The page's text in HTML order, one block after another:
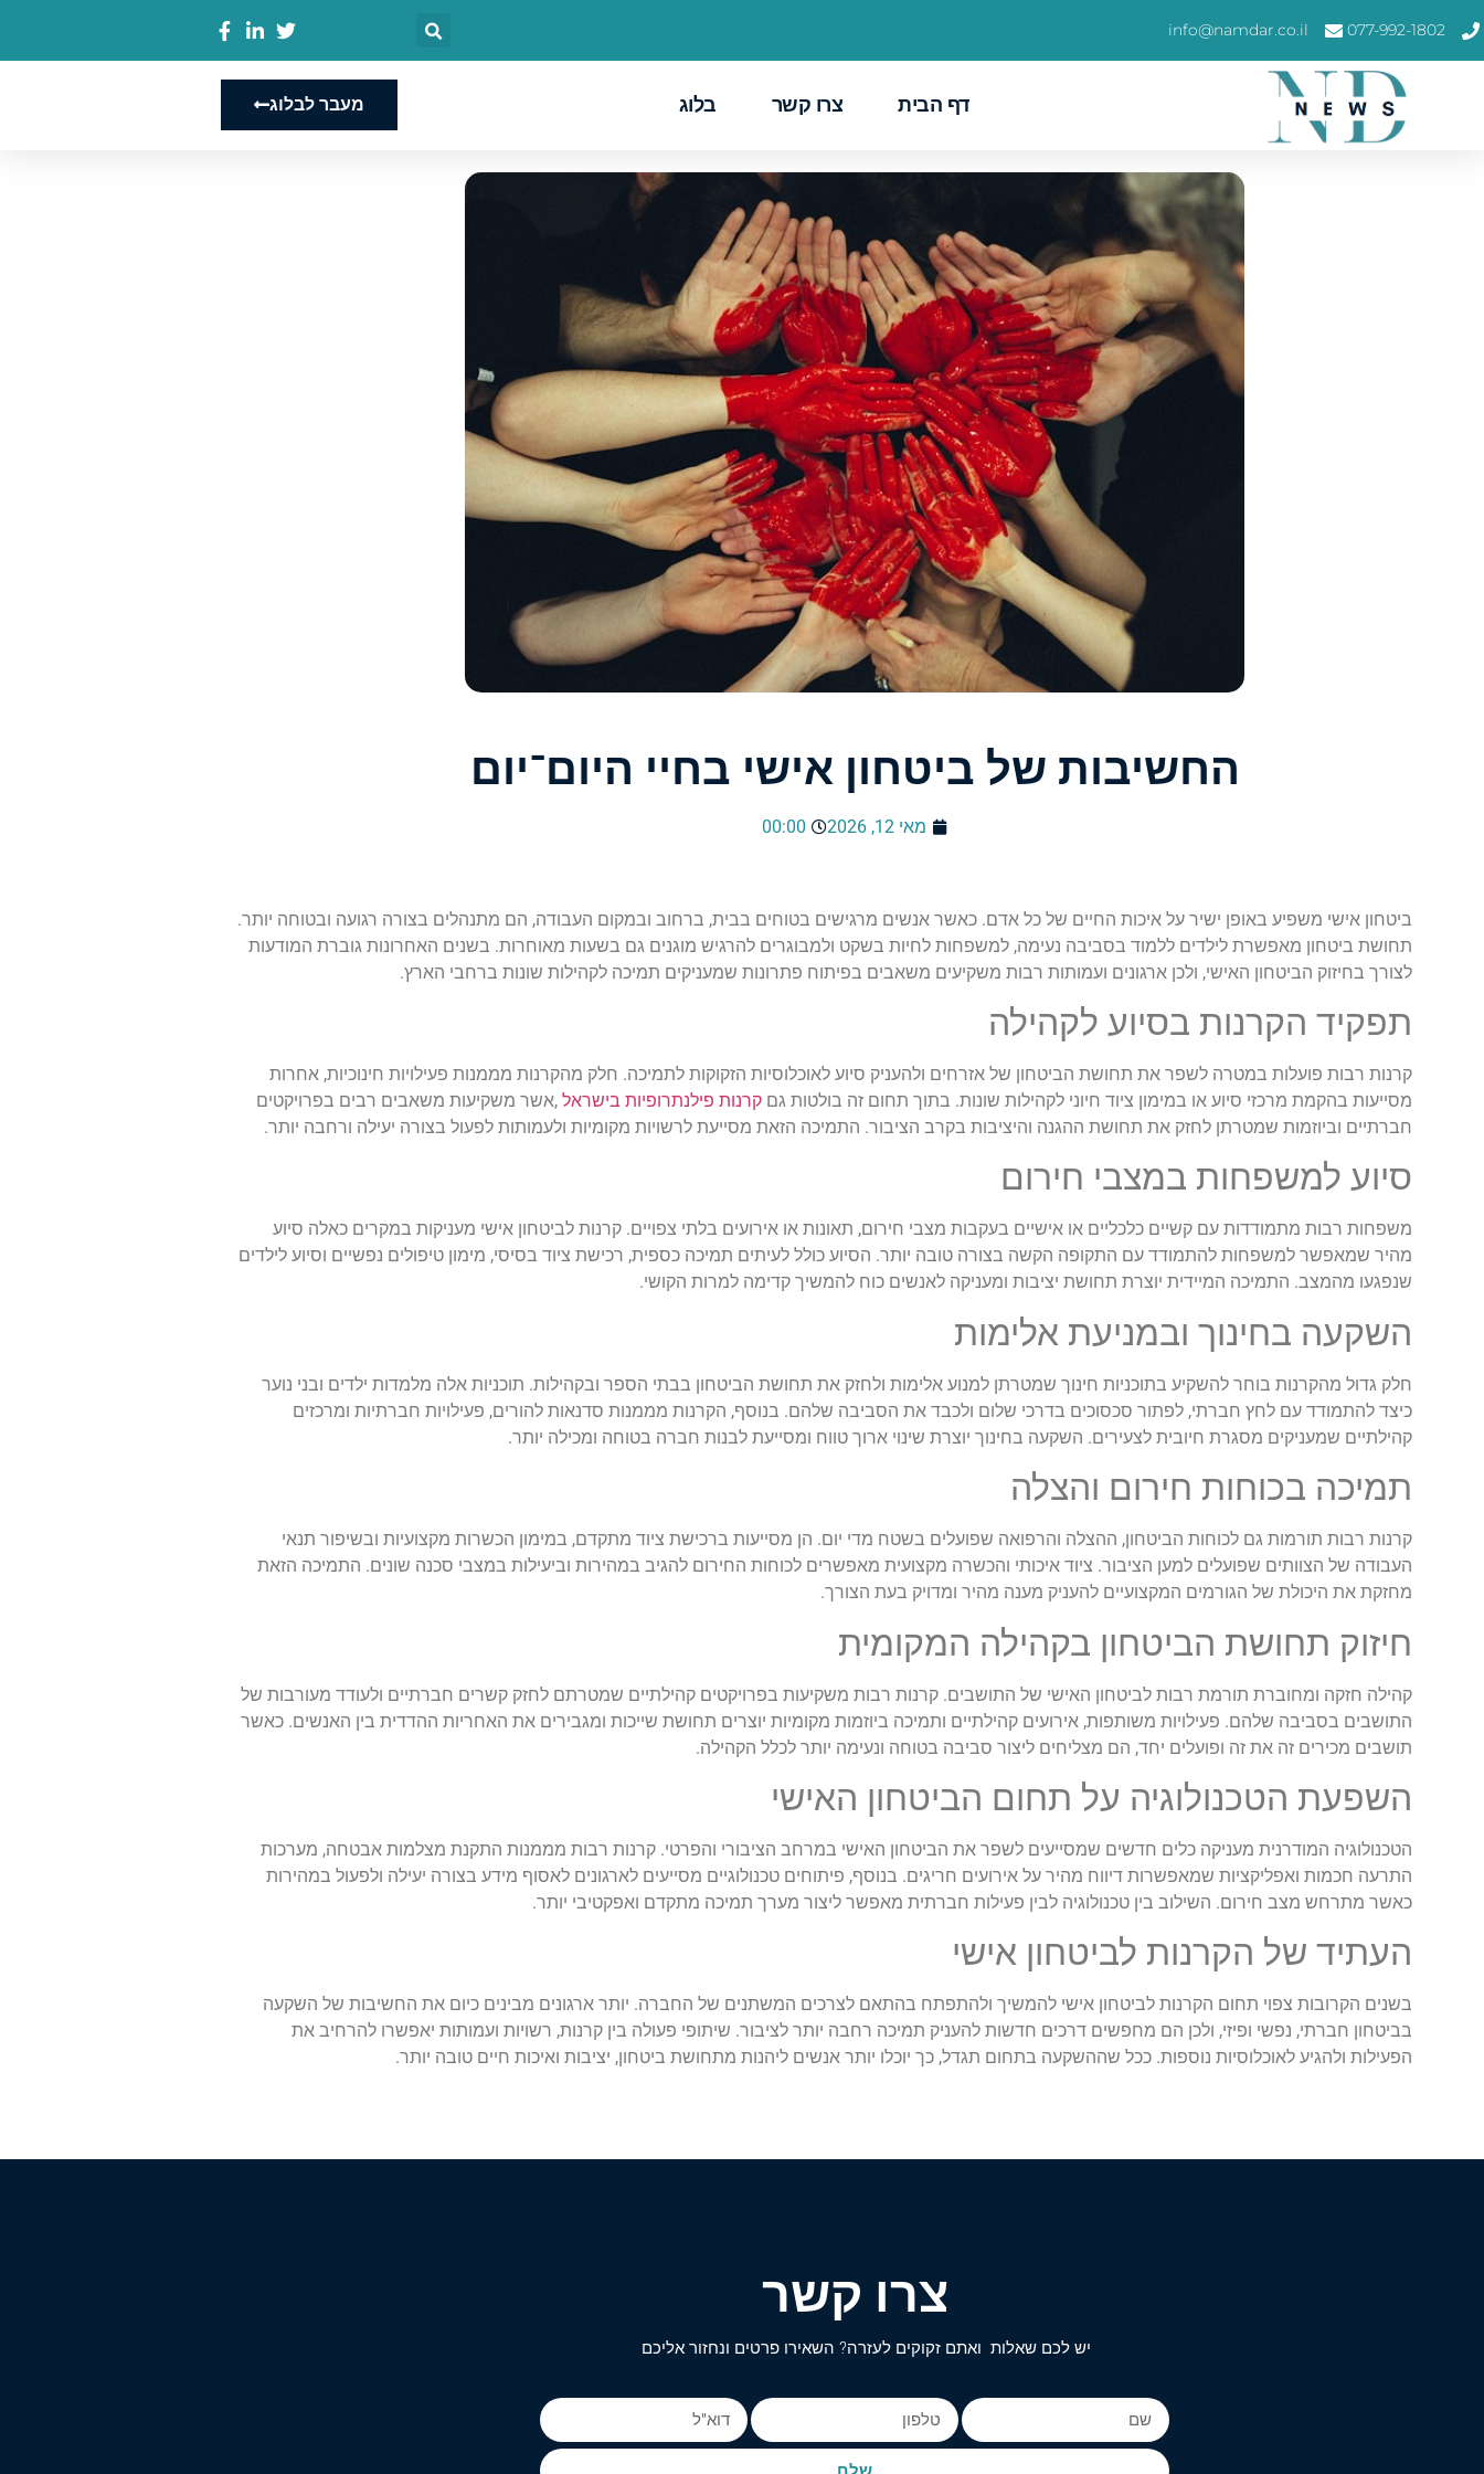
077-992-1802
info@namdar.co.il
דף הבית צרו קשר בלוג מעבר לבלוג
החשיבות של ביטחון אישי בחיי היום־יום
מאי 12, 2026 00:00
ביטחון אישי משפיע באופן ישיר על איכות החיים של כל אדם. כאשר אנשים מרגישים בטוחים בבית, ברחוב ובמקום העבודה, הם מתנהלים בצורה רגועה ובטוחה יותר.
תחושת ביטחון מאפשרת לילדים ללמוד בסביבה נעימה, למשפחות לחיות בשקט ולמבוגרים להרגיש מוגנים גם בשעות מאוחרות. בשנים האחרונות גוברת המודעות
לצורך בחיזוק הביטחון האישי, ולכן ארגונים ועמותות רבות משקיעים משאבים בפיתוח פתרונות שמעניקים תמיכה לקהילות שונות ברחבי הארץ.
תפקיד הקרנות בסיוע לקהילה
קרנות רבות פועלות במטרה לשפר את תחושת הביטחון של אזרחים ולהעניק סיוע לאוכלוסיות הזקוקות לתמיכה. חלק מהקרנות מממנות פעילויות חינוכיות, אחרות
מסייעות בהקמת מרכזי סיוע או במימון ציוד חיוני לקהילות שונות. בתוך תחום זה בולטות גם קרנות פילנתרופיות בישראל ,אשר משקיעות משאבים רבים בפרויקטים
חברתיים וביוזמות שמטרתן לחזק את תחושת ההגנה והיציבות בקרב הציבור. התמיכה הזאת מסייעת לרשויות מקומיות ולעמותות לפעול בצורה יעילה ורחבה יותר.
סיוע למשפחות במצבי חירום
משפחות רבות מתמודדות עם קשיים כלכליים או אישיים בעקבות מצבי חירום, תאונות או אירועים בלתי צפויים. קרנות לביטחון אישי מעניקות במקרים כאלה סיוע
מהיר שמאפשר למשפחות להתמודד עם התקופה הקשה בצורה טובה יותר. הסיוע כולל לעיתים תמיכה כספית, רכישת ציוד בסיסי, מימון טיפולים נפשיים וסיוע לילדים
שנפגעו מהמצב. התמיכה המיידית יוצרת תחושת יציבות ומעניקה לאנשים כוח להמשיך קדימה למרות הקושי.
השקעה בחינוך ובמניעת אלימות
חלק גדול מהקרנות בוחר להשקיע בתוכניות חינוך שמטרתן למנוע אלימות ולחזק את תחושת הביטחון בבתי הספר ובקהילות. תוכניות אלה מלמדות ילדים ובני נוער
כיצד להתמודד עם לחץ חברתי, לפתור סכסוכים בדרכי שלום ולכבד את הסביבה שלהם. בנוסף, הקרנות מממנות סדנאות להורים, פעילויות חברתיות ומרכזים
קהילתיים שמעניקים מסגרת חיובית לצעירים. השקעה בחינוך יוצרת שינוי ארוך טווח ומסייעת לבנות חברה בטוחה ומכילה יותר.
תמיכה בכוחות חירום והצלה
קרנות רבות תורמות גם לכוחות הביטחון, ההצלה והרפואה שפועלים בשטח מדי יום. הן מסייעות ברכישת ציוד מתקדם, במימון הכשרות מקצועיות ובשיפור תנאי
העבודה של הצוותים שפועלים למען הציבור. ציוד איכותי והכשרה מקצועית מאפשרים לכוחות החירום להגיב במהירות וביעילות במצבי סכנה שונים. התמיכה הזאת
מחזקת את היכולת של הגורמים המקצועיים להעניק מענה מהיר ומדויק בעת הצורך.
חיזוק תחושת הביטחון בקהילה המקומית
קהילה חזקה ומחוברת תורמת רבות לביטחון האישי של התושבים. קרנות רבות משקיעות בפרויקטים קהילתיים שמטרתם לחזק קשרים חברתיים ולעודד מעורבות של
התושבים בסביבה שלהם. פעילויות משותפות, אירועים קהילתיים ותמיכה ביוזמות מקומיות יוצרים תחושת שייכות ומגבירים את האחריות ההדדית בין האנשים. כאשר
תושבים מכירים זה את זה ופועלים יחד, הם מצליחים ליצור סביבה בטוחה ונעימה יותר לכלל הקהילה.
השפעת הטכנולוגיה על תחום הביטחון האישי
הטכנולוגיה המודרנית מעניקה כלים חדשים שמסייעים לשפר את הביטחון האישי במרחב הציבורי והפרטי. קרנות רבות מממנות התקנת מצלמות אבטחה, מערכות
התרעה חכמות ואפליקציות שמאפשרות דיווח מהיר על אירועים חריגים. בנוסף, פיתוחים טכנולוגיים מסייעים לארגונים לאסוף מידע בצורה יעילה ולפעול במהירות
כאשר מתרחש מצב חירום. השילוב בין טכנולוגיה לבין פעילות חברתית מאפשר ליצור מערך תמיכה מתקדם ואפקטיבי יותר.
העתיד של הקרנות לביטחון אישי
בשנים הקרובות צפוי תחום הקרנות לביטחון אישי להמשיך ולהתפתח בהתאם לצרכים המשתנים של החברה. יותר ארגונים מבינים כיום את החשיבות של השקעה
בביטחון חברתי, נפשי ופיזי, ולכן הם מחפשים דרכים חדשות להעניק תמיכה רחבה יותר לציבור. שיתופי פעולה בין קרנות, רשויות ועמותות יאפשרו להרחיב את
הפעילות ולהגיע לאוכלוסיות נוספות. ככל שההשקעה בתחום תגדל, כך יוכלו יותר אנשים ליהנות מתחושת ביטחון, יציבות ואיכות חיים טובה יותר.
צרו קשר
יש לכם שאלות ואתם זקוקים לעזרה? השאירו פרטים ונחזור אליכם